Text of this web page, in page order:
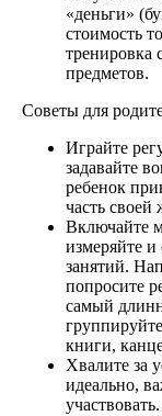
«деньги»
стоимость
тренировка
предметов.
Советы для
Играйте
задавайте
ребенок
часть своей
Включайте
измеряйте
занятий.
попросите
самый
книги,
Хвалите за
идеально,
участвовать.